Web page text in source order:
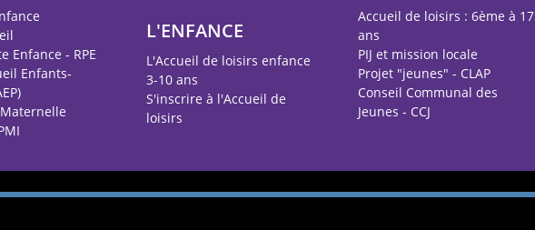
Enfance - RPE
Enfants-
L'ENFANCE
L'Accueil de loisirs enfance
3-10 ans
S'inscrire à l'Accueil de
loisirs
Accueil de loisirs : 6ème à 17
ans
PIJ et mission locale
Projet "jeunes" - CLAP
Conseil Communal des
Jeunes - CCJ